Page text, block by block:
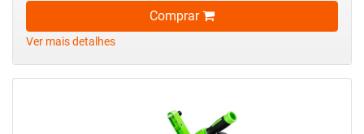
Comprar
Ver mais detalhes